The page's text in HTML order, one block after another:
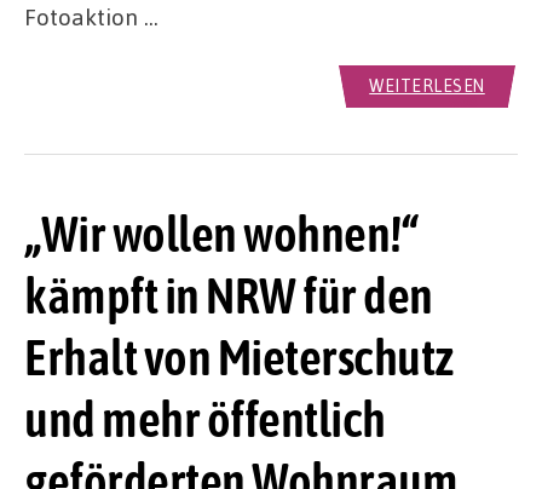
Fotoaktion …
WEITERLESEN
„Wir wollen wohnen!“
kämpft in NRW für den
Erhalt von Mieterschutz
und mehr öffentlich